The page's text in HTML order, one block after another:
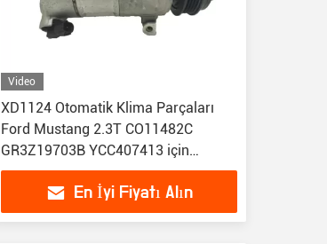
Video
XD1124 Otomatik Klima Parçaları
Ford Mustang 2.3T CO11482C
GR3Z19703B YCC407413 için
Otomatik Ac Kompresör
En İyi Fiyatı Alın